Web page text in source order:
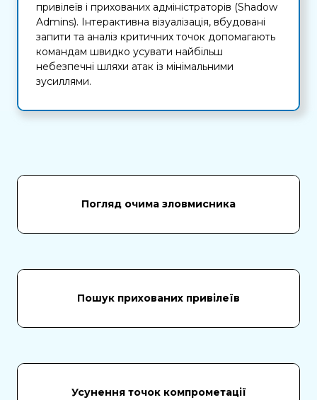
привілеїв і прихованих адміністраторів (Shadow
Admins). Інтерактивна візуалізація, вбудовані
запити та аналіз критичних точок допомагають
командам швидко усувати найбільш
небезпечні шляхи атак із мінімальними
зусиллями.
Погляд очима зловмисника
Пошук прихованих привілеїв
Усунення точок компрометації